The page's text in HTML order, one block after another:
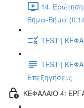
14.
Βήμα-Βήμα
TEST |
TEST |
Επεξηγήσεις
ΚΕΦΑΛΑΙΟ 4: